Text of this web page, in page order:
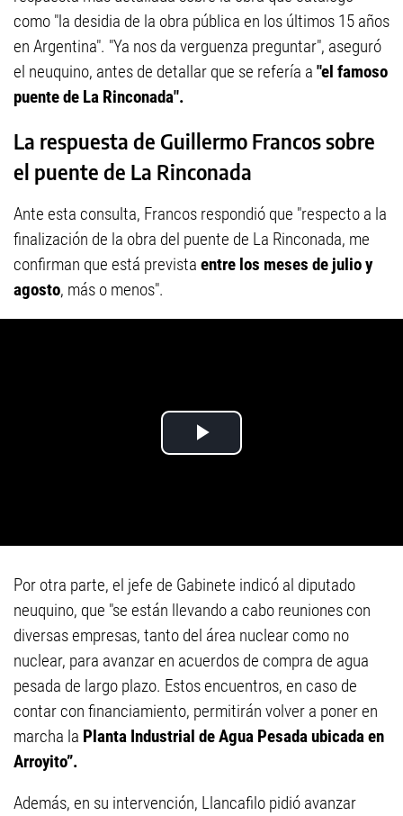
como "la desidia de la obra pública en los últimos 15 años
en Argentina". "Ya nos da verguenza preguntar", aseguró
el neuquino, antes de detallar que se refería a "el famoso
puente de La Rinconada".
La respuesta de Guillermo Francos sobre
el puente de La Rinconada
Ante esta consulta, Francos respondió que "respecto a la
finalización de la obra del puente de La Rinconada, me
confirman que está prevista entre los meses de julio y
agosto, más o menos".
Por otra parte, el jefe de Gabinete indicó al diputado
neuquino, que "se están llevando a cabo reuniones con
diversas empresas, tanto del área nuclear como no
nuclear, para avanzar en acuerdos de compra de agua
pesada de largo plazo. Estos encuentros, en caso de
contar con financiamiento, permitirán volver a poner en
marcha la Planta Industrial de Agua Pesada ubicada en
Arroyito”.
Además, en su intervención, Llancafilo pidió avanzar